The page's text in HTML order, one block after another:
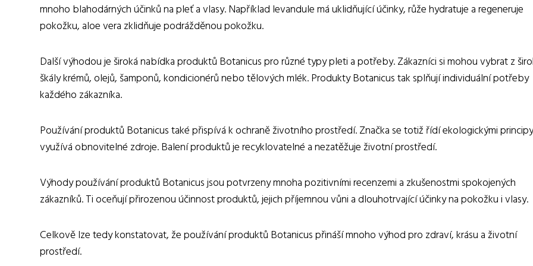
mnoho blahodárných účinků na pleť a vlasy. Například levandule má uklidňující účinky, růže hydratuje a regeneruje
pokožku, aloe vera zklidňuje podrážděnou pokožku.
Další výhodou je široká nabídka produktů Botanicus pro různé typy pleti a potřeby. Zákazníci si mohou vybrat z
škály krémů, olejů, šamponů, kondicionérů nebo tělových mlék. Produkty Botanicus tak splňují individuální potřeby
každého zákazníka.
Používání produktů Botanicus také přispívá k ochraně životního prostředí. Značka se totiž řídí ekologickými
využívá obnovitelné zdroje. Balení produktů je recyklovatelné a nezatěžuje životní prostředí.
Výhody používání produktů Botanicus jsou potvrzeny mnoha pozitivními recenzemi a zkušenostmi spokojených
zákazníků. Ti oceňují přirozenou účinnost produktů, jejich příjemnou vůni a dlouhotrvající účinky na pokožku i vlasy.
Celkově lze tedy konstatovat, že používání produktů Botanicus přináší mnoho výhod pro zdraví, krásu a životní
prostředí.